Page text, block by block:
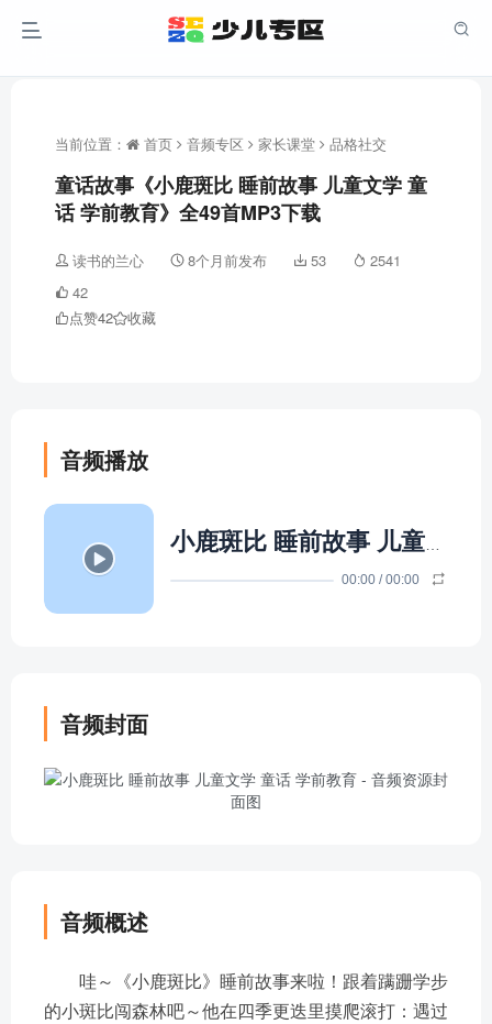
当前位置： 首页 音频专区 家长课堂 品格社交
童话故事《小鹿斑比 睡前故事 儿童文学 童
话 学前教育》全49首MP3下载
读书的兰心 8个月前发布 53
2541
42
点赞42 收藏
音频播放
00:00 /00:00
音频封面
音频概述
哇～《小鹿斑比》睡前故事来啦！跟着蹒跚学步
的小斑比闯森林吧～他在四季更迭里摸爬滚打：遇过